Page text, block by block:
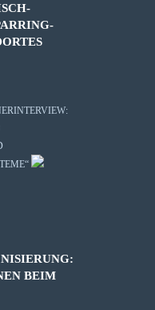
BEIM